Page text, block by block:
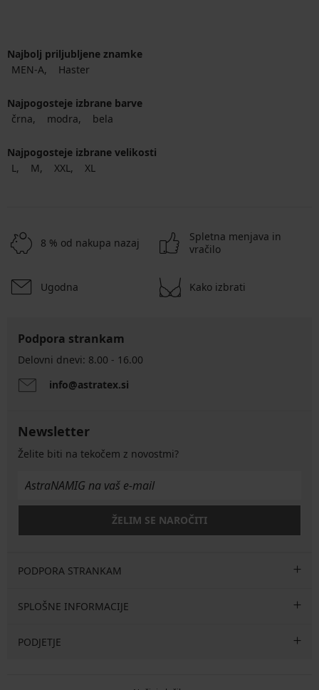
Najbolj priljubljene znamke
MEN-A
Haster
Najpogosteje izbrane barve
črna
modra bela
Najpogosteje izbrane velikosti
L
M XXL XL
8 % od nakupa nazaj
Spletna menjava in
vračilo
Ugodna Kako izbrati
Podpora strankam
Delovni dnevi: 8.00 - 16.00
info@astratex.si
Newsletter
Želite biti na tekočem z novostmi?
ŽELIM SE NAROČITI
PODPORA STRANKAM
SPLOŠNE INFORMACIJE
PODJETJE